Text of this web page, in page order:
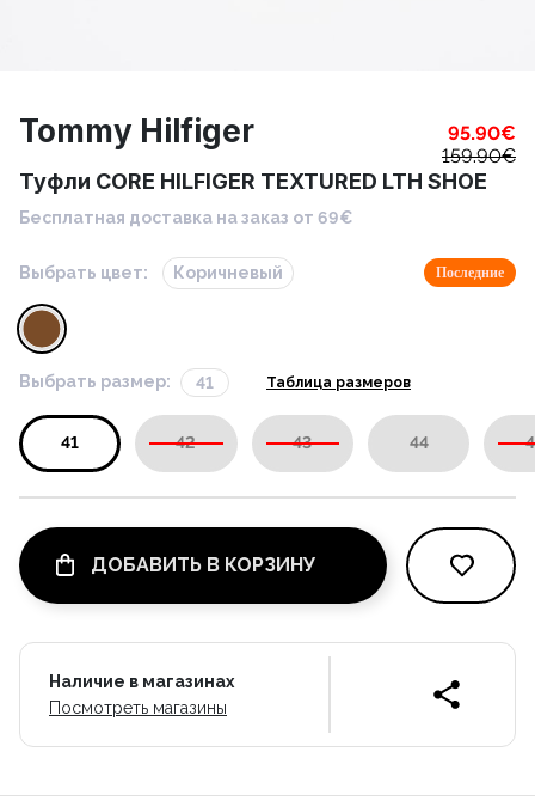
Tommy Hilfiger 95.90€
159.90€
Туфли CORE HILFIGER TEXTURED LTH SHOE
Бесплатная доставка на заказ от 69€
Выбрать цвет: Коричневый Последние
Выбрать размер: 41 Таблица размеров
41 42 43 44
ДОБАВИТЬ В КОРЗИНУ
Наличие в магазинах
Посмотреть магазины